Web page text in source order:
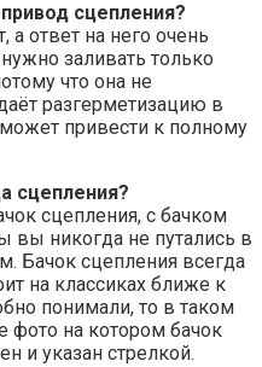
сцепления?
а ответ на него очень
заливать только
что она не
разгерметизацию в
привести к полному
сцепления?
сцепления, с бачком
вы никогда не путались в
Бачок сцепления всегда
на классиках ближе к
понимали, то в таком
фото на котором бачок
и указан стрелкой.